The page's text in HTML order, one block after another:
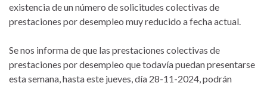
existencia de un número de solicitudes colectivas de
prestaciones por desempleo muy reducido a fecha actual.
Se nos informa de que las prestaciones colectivas de
prestaciones por desempleo que todavía puedan presentarse
esta semana, hasta este jueves, día 28-11-2024, podrán